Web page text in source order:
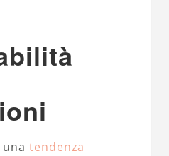
tendenza